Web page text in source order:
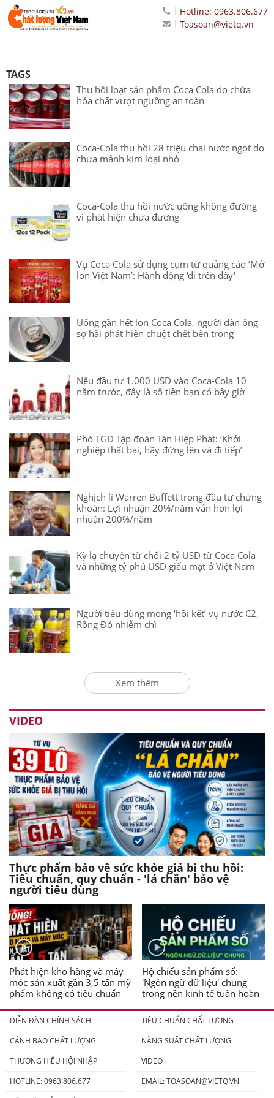
Hotline: 0963.806.677
Toasoan@vietq.vn
TAGS
Thu hồi loạt sản phẩm Coca Cola do chứa
hóa chất vượt ngưỡng an toàn
Coca-Cola thu hồi 28 triệu chai nước ngọt do
chứa mảnh kim loại nhỏ
Coca-Cola thu hồi nước uống không đường
vì phát hiện chứa đường
Vụ Coca Cola sử dụng cụm từ quảng cáo ‘Mở
lon Việt Nam’: Hành động 'đi trên dây'
Uống gần hết lon Coca Cola, người đàn ông
sợ hãi phát hiện chuột chết bên trong
Nếu đầu tư 1.000 USD vào Coca-Cola 10
năm trước, đây là số tiền bạn có bây giờ
Phó TGĐ Tập đoàn Tân Hiệp Phát: ‘Khởi
nghiệp thất bại, hãy đứng lên và đi tiếp’
Nghịch lí Warren Buffett trong đầu tư chứng
khoán: Lợi nhuận 20%/năm vẫn hơn lợi
nhuận 200%/năm
Kỳ lạ chuyện từ chối 2 tỷ USD từ Coca Cola
và những tỷ phú USD giấu mặt ở Việt Nam
Người tiêu dùng mong ‘hồi kết’ vụ nước C2,
Rồng Đỏ nhiễm chì
Xem thêm
VIDEO
Thực phẩm bảo vệ sức khỏe giả bị thu hồi:
Tiêu chuẩn, quy chuẩn - 'lá chắn' bảo vệ
người tiêu dùng
Phát hiện kho hàng và máy
móc sản xuất gần 3,5 tấn mỹ
phẩm không có tiêu chuẩn
Hộ chiếu sản phẩm số:
'Ngôn ngữ dữ liệu' chung
trong nền kinh tế tuần hoàn
DIỄN ĐÀN CHÍNH SÁCH
TIÊU CHUẨN CHẤT LƯỢNG
CẢNH BÁO CHẤT LƯỢNG
NĂNG SUẤT CHẤT LƯỢNG
THƯƠNG HIỆU HỘI NHẬP
VIDEO
HOTLINE: 0963.806.677
EMAIL:TOASOAN@VIETQ.VN